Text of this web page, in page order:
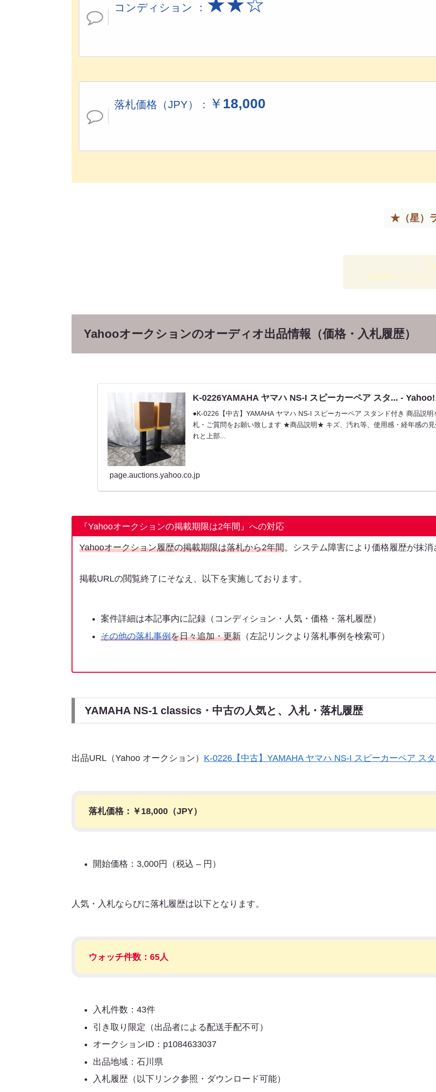
コンディション ： ★★☆
落札価格（JPY）： ￥ 18,000
★（星）
その他オークショ
Yahooオークションのオーディオ出品情報（価格・入札履歴）
K-0226YAMAHA ヤマハ NS-I スピーカーペア スタ... -
●K-0226【中古】YAMAHA ヤマハ NS-I スピーカーペア スタンド付き 商品説
札・ご質問をお願い致します ★商品説明★ キズ、汚れ等、使用感・経年感の
れと上部...
page.auctions.yahoo.co.jp
『Yahooオークションの掲載期限は2年間』への対応
Yahooオークション履歴の掲載期限は落札から2年間。システム障害により価格履歴が抹消
掲載URLの閲覧終了にそなえ、以下を実施しております。
案件詳細は本記事内に記録（コンディション・人気・価格・落札履歴）
その他の落札事例を日々追加・更新（左記リンクより落札事例を検索可）
YAMAHA NS-1 classics・中古の人気と、入札・落札履歴
出品URL（Yahoo オークション） K-0226【中古】YAMAHA ヤマハ NS-I スピーカーペア ス
落札価格：￥ 18,000 （JPY）
開始価格：3,000円（税込 – 円）
人気・入札ならびに落札履歴は以下となります。
ウォッチ件数：65人
入札件数：43件
引き取り限定（出品者による配送手配不可）
オークションID：p1084633037
出品地域：石川県
入札履歴（以下リンク参照・ダウンロード可能）